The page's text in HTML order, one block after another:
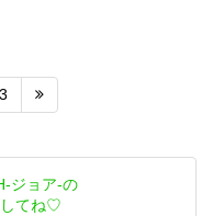
3
ジョア-の
してね♡